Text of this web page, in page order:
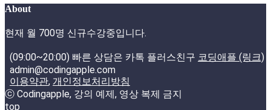
About
현재 월 700명 신규수강중입니다.
(09:00~20:00) 빠른 상담은 카톡 플러스친구 코딩애플 (링크)
admin@codingapple.com
이용약관, 개인정보처리방침
ⓒ Codingapple, 강의 예제, 영상 복제 금지
top